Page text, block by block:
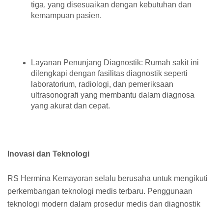
tiga, yang disesuaikan dengan kebutuhan dan
kemampuan pasien.
Layanan Penunjang Diagnostik: Rumah sakit ini
dilengkapi dengan fasilitas diagnostik seperti
laboratorium, radiologi, dan pemeriksaan
ultrasonografi yang membantu dalam diagnosa
yang akurat dan cepat.
Inovasi dan Teknologi
RS Hermina Kemayoran selalu berusaha untuk mengikuti
perkembangan teknologi medis terbaru. Penggunaan
teknologi modern dalam prosedur medis dan diagnostik